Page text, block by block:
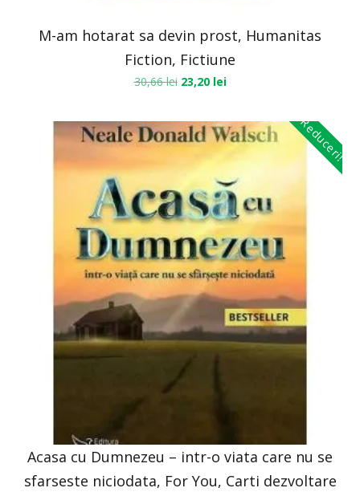
M-am hotarat sa devin prost, Humanitas
Fiction, Fictiune
30,66lei 23,20 lei
Reduceri!
Acasa cu Dumnezeu – intr-o viata care nu se
sfarseste niciodata, For You, Carti dezvoltare